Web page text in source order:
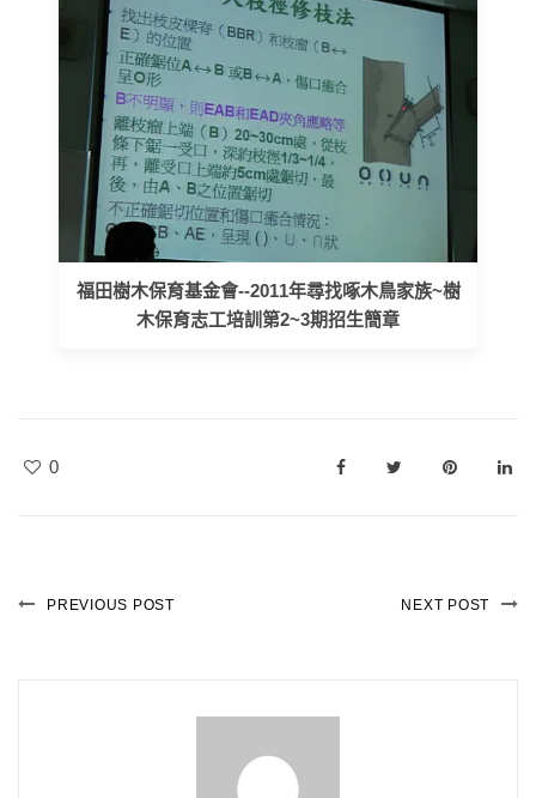
福田樹木保育基金會--2011年尋找啄木鳥家族~樹
木保育志工培訓第2~3期招生簡章
0
PREVIOUS POST NEXT POST